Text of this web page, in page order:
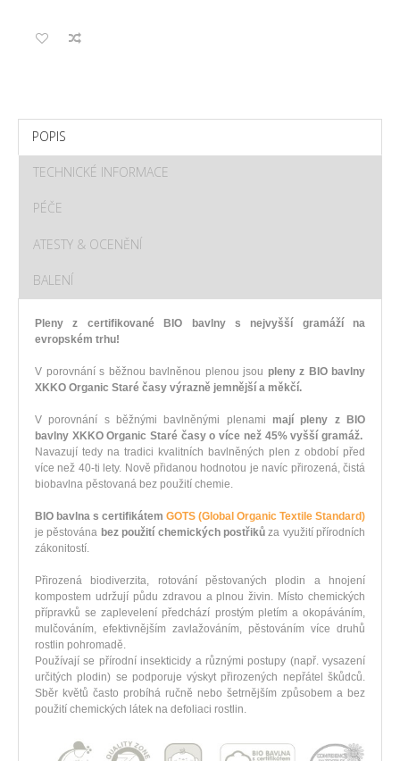
POPIS
TECHNICKÉ INFORMACE
PÉČE
ATESTY & OCENĚNÍ
BALENÍ
Pleny z certifikované BIO bavlny s nejvyšší gramáží na
evropském trhu!
V porovnání s běžnou bavlněnou plenou jsou pleny z BIO bavlny
XKKO Organic Staré časy výrazně jemnější a měkčí.
V porovnání s běžnými bavlněnými plenami mají pleny z BIO
bavlny XKKO Organic Staré časy o více než 45% vyšší gramáž.
Navazují tedy na tradici kvalitních bavlněných plen z období před
více než 40-ti lety. Nově přidanou hodnotou je navíc přirozená, čistá
biobavlna pěstovaná bez použití chemie.
BIO bavlna s certifikátem GOTS (Global Organic Textile Standard)
je pěstována bez použití chemických postřikůza využití přírodních
zákonitostí.
Přirozená biodiverzita, rotování pěstovaných plodin a hnojení
kompostem udržují půdu zdravou a plnou živin. Místo chemických
přípravků se zaplevelení předchází prostým pletím a okopáváním,
mulčováním, efektivnějším zavlažováním, pěstováním více druhů
rostlin pohromadě.
Používají se přírodní insekticidy a různými postupy (např. vysazení
určitých plodin) se podporuje výskyt přirozených nepřátel škůdců.
Sběr květů často probíhá ručně nebo šetrnějším způsobem a bez
použití chemických látek na defoliaci rostlin.